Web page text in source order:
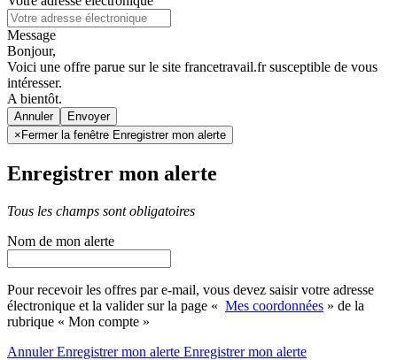
Message
Bonjour,
Voici une offre parue sur le site francetravail.fr susceptible de vous
intéresser.
A bientôt.
Annuler
× Fermer la fenêtre Enregistrer mon alerte
Enregistrer mon alerte
Tous les champs sont obligatoires
Nom de mon alerte
Pour recevoir les offres par e-mail, vous devez saisir votre adresse
électronique et la valider sur la page « Mes coordonnées » de la
rubrique « Mon compte »
AnnulerEnregistrer mon alerte Enregistrermon alerte